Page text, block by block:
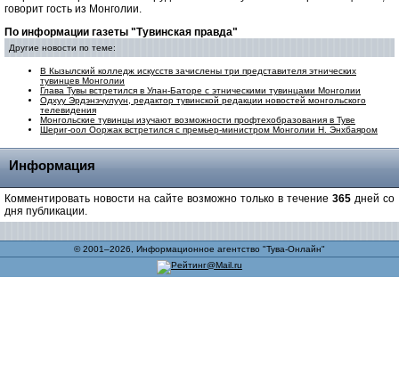
говорит гость из Монголии.
По информации газеты "Тувинская правда"
Другие новости по теме:
В Кызылский колледж искусств зачислены три представителя этнических
тувинцев Монголии
Глава Тувы встретился в Улан-Баторе с этническими тувинцами Монголии
Одхуу Эрдэнэчулуун, редактор тувинской редакции новостей монгольского
телевидения
Монгольские тувинцы изучают возможности профтехобразования в Туве
Шериг-оол Ооржак встретился с премьер-министром Монголии Н. Энхбаяром
Информация
Комментировать новости на сайте возможно только в течение 365 дней со
дня публикации.
© 2001–2026, Информационное агентство "Тува-Онлайн"